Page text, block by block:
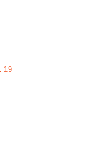
19